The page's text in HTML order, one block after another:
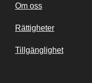
Om oss
Rättigheter
Tillgänglighet